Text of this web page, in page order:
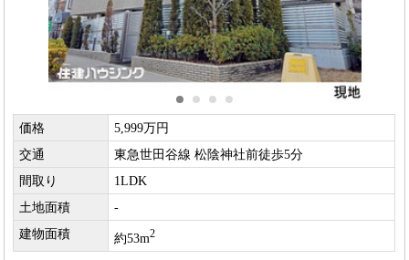
価格
5,999万円
交通
東急世田谷線 松陰神社前徒歩5分
間取り
1LDK
土地面積
-
建物面積
約53m2